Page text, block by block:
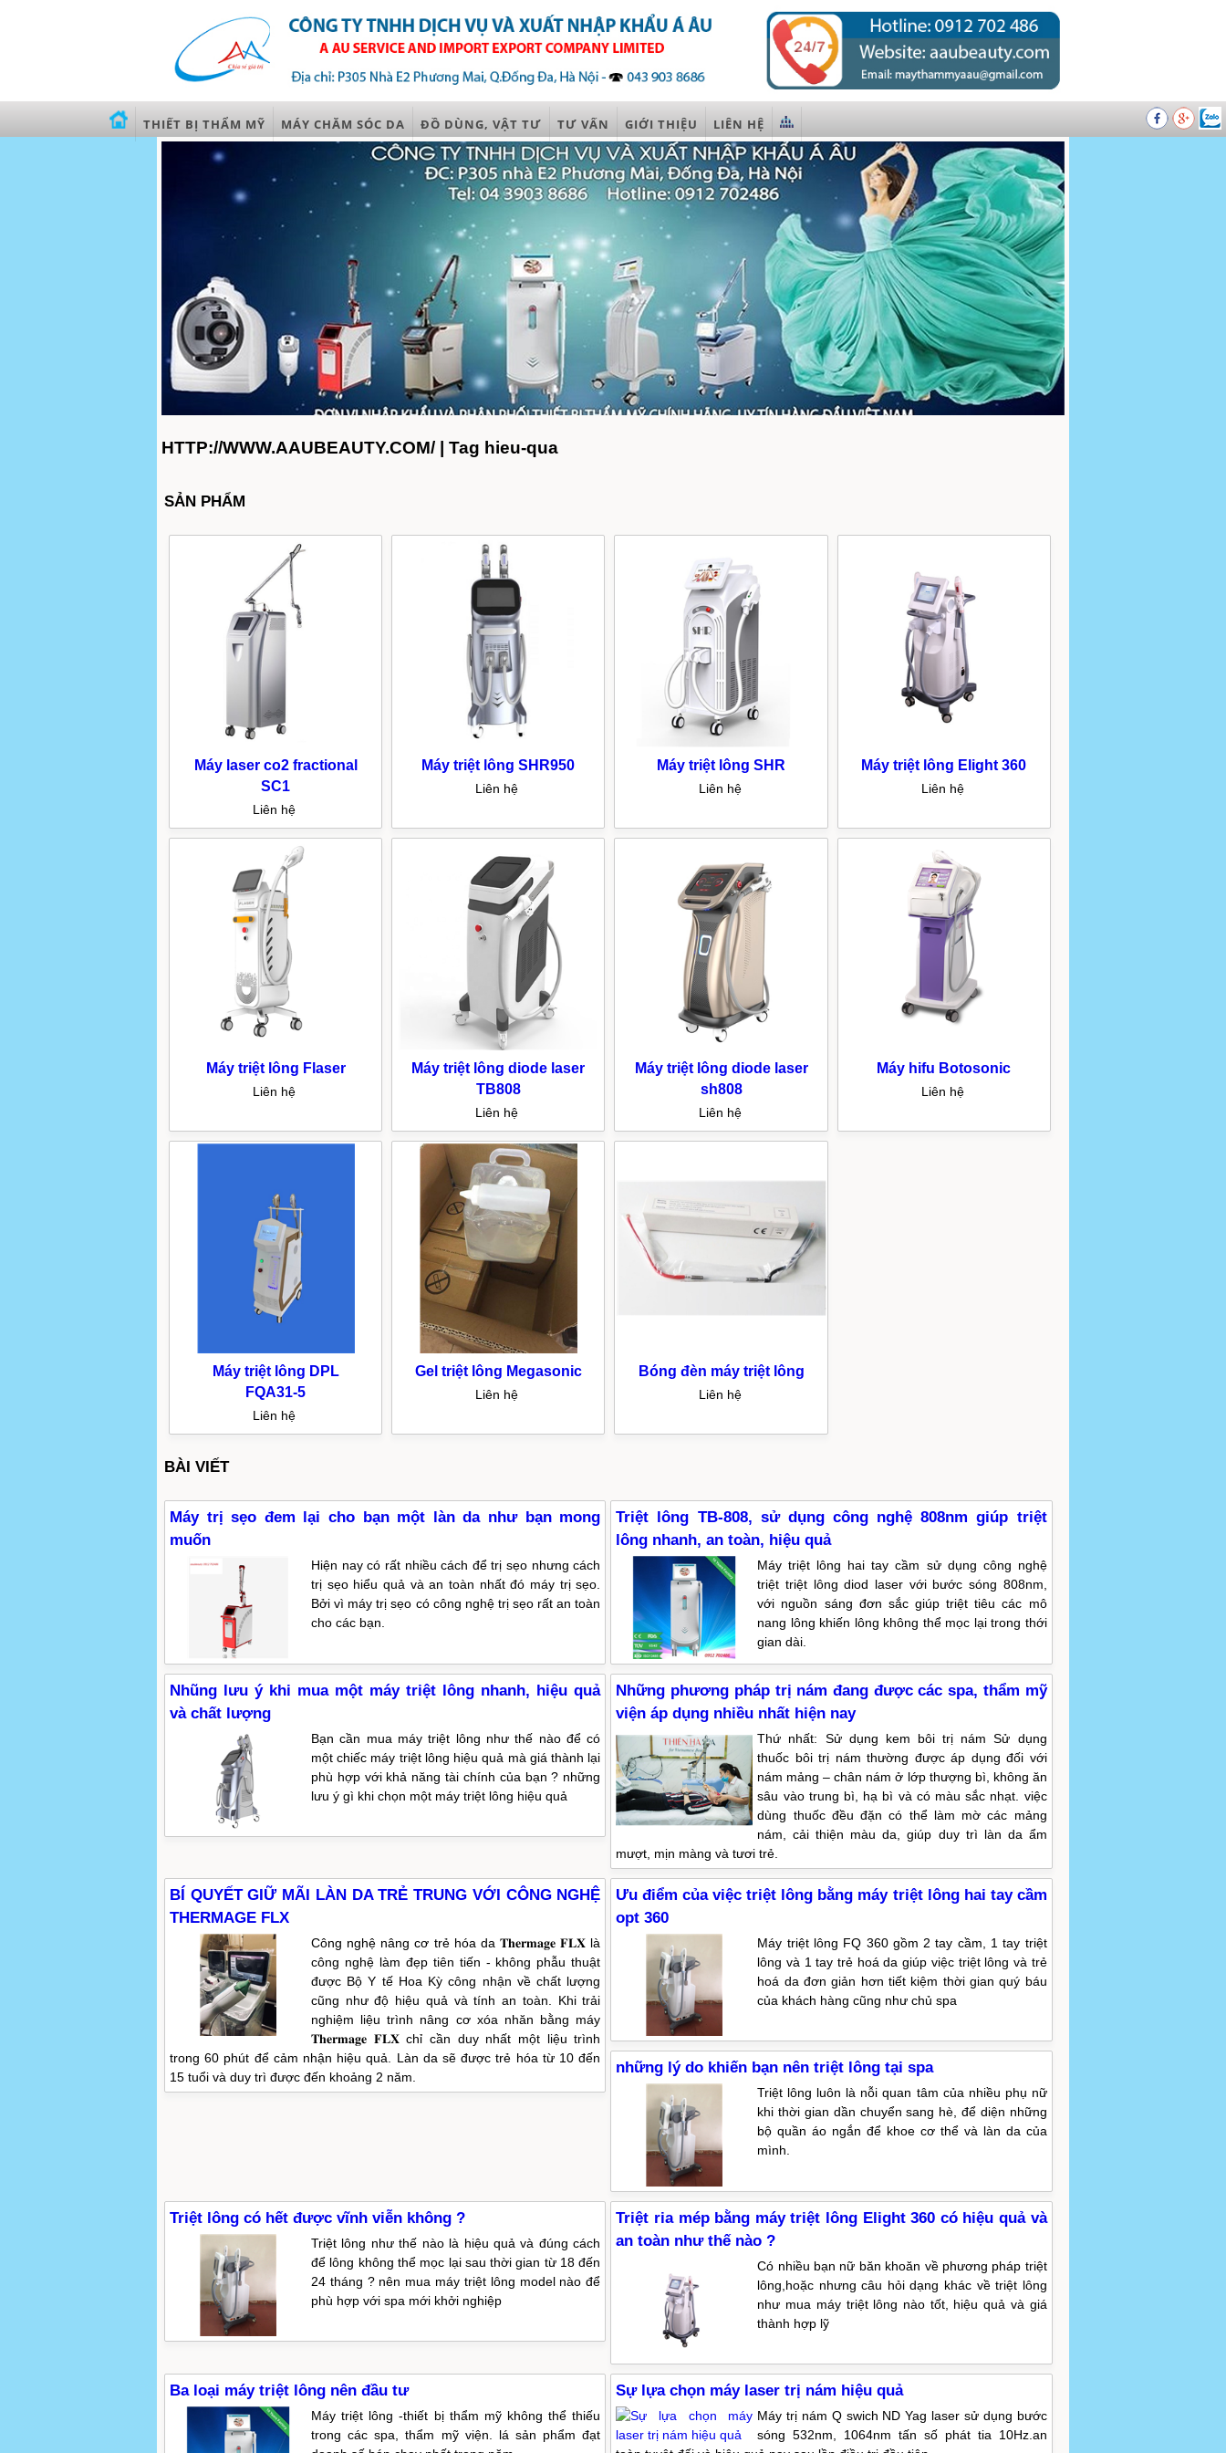
THIẾT BỊ THẨM MỸ MÁY CHĂM SÓC DA ĐỒ DÙNG, VẬT TƯ TƯ VẤN GIỚI THIỆU LIÊN HỆ
HTTP://WWW.AAUBEAUTY.COM/ | Tag hieu-qua
SẢN PHẨM
Máy laser co2 fractional
SC1
Liên hệ
Máy triệt lông SHR950
Liên hệ
Máy triệt lông SHR
Liên hệ
Máy triệt lông Elight 360
Liên hệ
Máy triệt lông Flaser
Liên hệ
Máy triệt lông diode laser
TB808
Liên hệ
Máy triệt lông diode laser
sh808
Liên hệ
Máy hifu Botosonic
Liên hệ
Máy triệt lông DPL
FQA31-5
Liên hệ
Gel triệt lông Megasonic
Liên hệ
Bóng đèn máy triệt lông
Liên hệ
BÀI VIẾT
Máy trị sẹo đem lại cho bạn một làn da như bạn mong
muốn
Hiện nay có rất nhiều cách để trị sẹo nhưng cách
trị sẹo hiểu quả và an toàn nhất đó máy trị sẹo.
Bởi vì máy trị sẹo có công nghệ trị sẹo rất an toàn
cho các bạn.
Triệt lông TB-808, sử dụng công nghệ 808nm giúp triệt
lông nhanh, an toàn, hiệu quả
Máy triệt lông hai tay cầm sử dụng công nghệ
triệt triệt lông diod laser với bước sóng 808nm,
với nguồn sáng đơn sắc giúp triệt tiêu các mô
nang lông khiến lông không thể mọc lại trong thới
gian dài.
Nhũng lưu ý khi mua một máy triệt lông nhanh, hiệu quả
và chất lượng
Bạn cần mua máy triệt lông như thế nào để có
một chiếc máy triệt lông hiệu quả mà giá thành lại
phù hợp với khả năng tài chính của bạn ? những
lưu ý gì khi chọn một máy triệt lông hiệu quả
Những phương pháp trị nám đang được các spa, thẩm mỹ
viện áp dụng nhiều nhất hiện nay
Thứ nhất: Sử dụng kem bôi trị nám Sử dụng
thuốc bôi trị nám thường được áp dụng đối với
nám mảng – chân nám ở lớp thượng bì, không ăn
sâu vào trung bì, hạ bì và có màu sắc nhạt. việc
dùng thuốc đều đặn có thể làm mờ các mảng
nám, cải thiện màu da, giúp duy trì làn da ẩm
mượt, mịn màng và tươi trẻ.
BÍ QUYẾT GIỮ MÃI LÀN DA TRẺ TRUNG VỚI CÔNG NGHỆ
THERMAGE FLX
Công nghệ nâng cơ trẻ hóa da 𝐓𝐡𝐞𝐫𝐦𝐚𝐠𝐞 𝐅𝐋𝐗 là
công nghệ làm đẹp tiên tiến - không phẫu thuật
được Bộ Y tế Hoa Kỳ công nhận về chất lượng
cũng như độ hiệu quả và tính an toàn. Khi trải
nghiệm liệu trình nâng cơ xóa nhăn bằng máy
𝐓𝐡𝐞𝐫𝐦𝐚𝐠𝐞 𝐅𝐋𝐗 chỉ cần duy nhất một liệu trình
trong 60 phút để cảm nhận hiệu quả. Làn da sẽ được trẻ hóa từ 10 đến
15 tuổi và duy trì được đến khoảng 2 năm.
Ưu điểm của việc triệt lông bằng máy triệt lông hai tay cầm
opt 360
Máy triệt lông FQ 360 gồm 2 tay cầm, 1 tay triệt
lông và 1 tay trẻ hoá da giúp việc triệt lông và trẻ
hoá da đơn giản hơn tiết kiệm thời gian quý báu
của khách hàng cũng như chủ spa
những lý do khiến bạn nên triệt lông tại spa
Triệt lông luôn là nỗi quan tâm của nhiều phụ nữ
khi thời gian dần chuyển sang hè, để diện những
bộ quần áo ngắn để khoe cơ thể và làn da của
mình.
Triệt lông có hết được vĩnh viễn không ?
Triệt lông như thế nào là hiệu quả và đúng cách
để lông không thể mọc lại sau thời gian từ 18 đến
24 tháng ? nên mua máy triệt lông model nào để
phù hợp với spa mới khởi nghiệp
Triệt ria mép bằng máy triệt lông Elight 360 có hiệu quả và
an toàn như thế nào ?
Có nhiều bạn nữ băn khoăn về phương pháp triệt
lông,hoặc nhưng câu hỏi dạng khác về triệt lông
như mua máy triệt lông nào tốt, hiệu quả và giá
thành hợp lỹ
Ba loại máy triệt lông nên đầu tư
Máy triệt lông -thiết bị thẩm mỹ không thể thiếu
trong các spa, thẩm mỹ viện. lá sản phẩm đạt
Sự lựa chọn máy laser trị nám hiệu quả
Máy trị nám Q swich ND Yag laser sử dụng bước
sóng 532nm, 1064nm tấn số phát tia 10Hz.an